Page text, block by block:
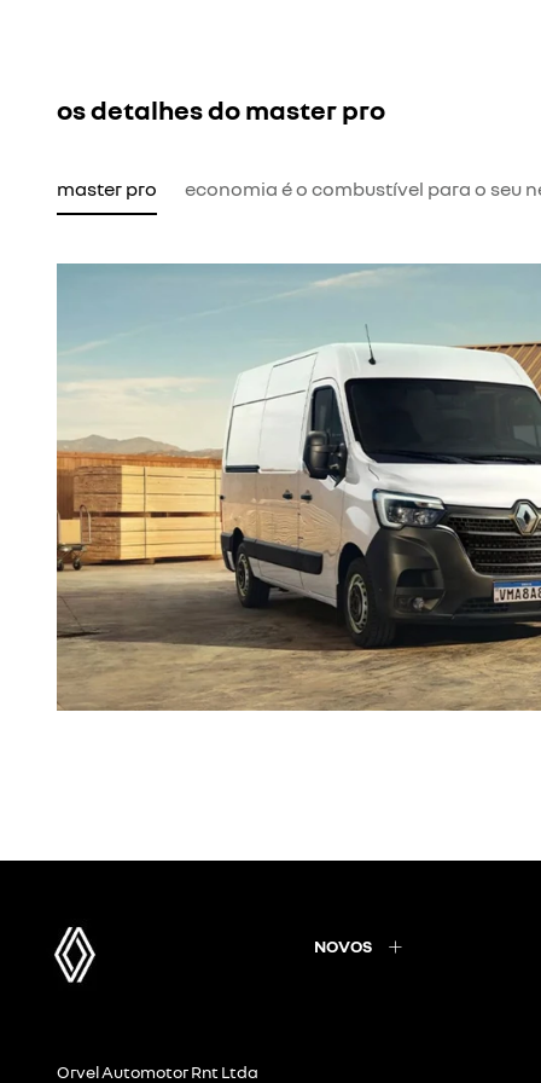
os detalhes do master pro
master pro economia é o combustível para o seu
NOVOS
Orvel Automotor Rnt Ltda